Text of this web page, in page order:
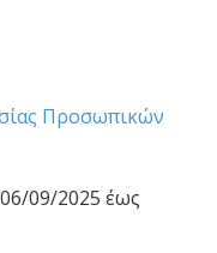
Προσωπικών
09/2025 έως